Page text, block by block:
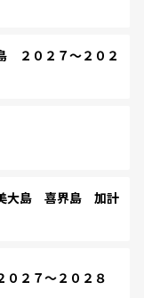
２０２７～２０２
大島 喜界島 加計
２７～２０２８